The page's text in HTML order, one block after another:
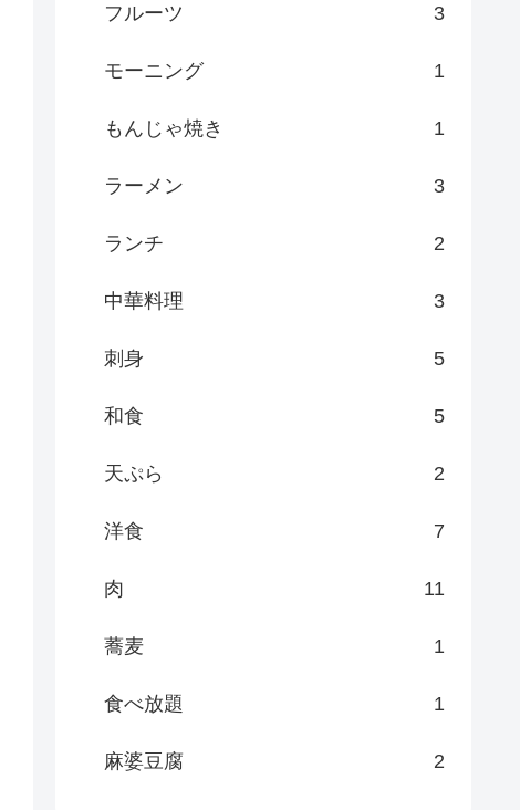
フルーツ 3
モーニング 1
もんじゃ焼き 1
ラーメン 3
ランチ 2
中華料理 3
刺身 5
和食 5
天ぷら 2
洋食 7
肉 11
蕎麦 1
食べ放題 1
麻婆豆腐 2